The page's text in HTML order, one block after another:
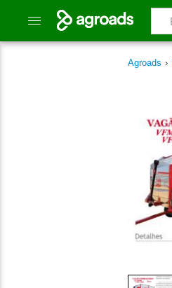
Agroads ›